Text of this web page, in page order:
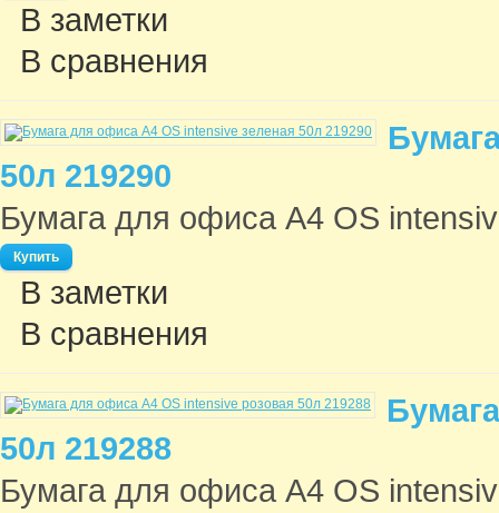
В заметки
В сравнения
50л 219290
Бумага для офиса A4 OS
В заметки
В сравнения
50л 219288
Бумага для офиса A4 OS